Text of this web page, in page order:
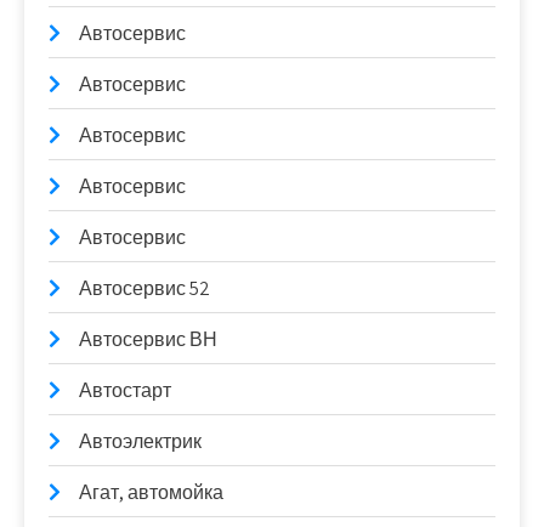
Автосервис
Автосервис
Автосервис
Автосервис
Автосервис
Автосервис 52
Автосервис ВН
Автостарт
Автоэлектрик
Агат, автомойка